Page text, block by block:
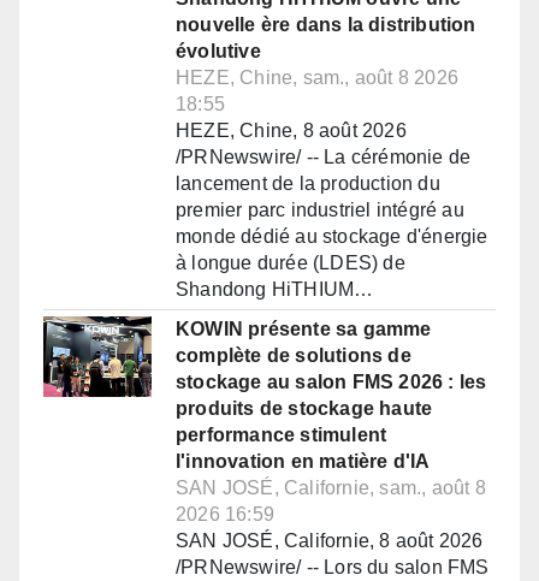
nouvelle ère dans la distribution
évolutive
HEZE, Chine, sam., août 8 2026
18:55
HEZE, Chine, 8 août 2026
/PRNewswire/ -- La cérémonie de
lancement de la production du
premier parc industriel intégré au
monde dédié au stockage d'énergie
à longue durée (LDES) de
Shandong HiTHIUM…
KOWIN présente sa gamme
complète de solutions de
stockage au salon FMS 2026 : les
produits de stockage haute
performance stimulent
l'innovation en matière d'IA
SAN JOSÉ, Californie, sam., août 8
2026 16:59
SAN JOSÉ, Californie, 8 août 2026
/PRNewswire/ -- Lors du salon FMS